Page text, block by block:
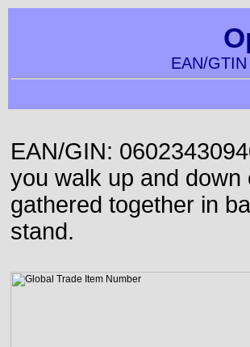
EAN/
EAN/GIN:
you walk up and
gathered together in
stand.